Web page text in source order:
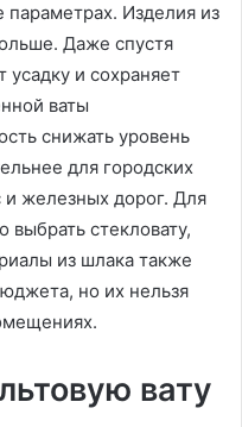
параметрах. Изделия из
Даже спустя
усадку и сохраняет
ваты
снижать уровень
для городских
и железных дорог. Для
стекловату,
из шлака также
но их нельзя
вату